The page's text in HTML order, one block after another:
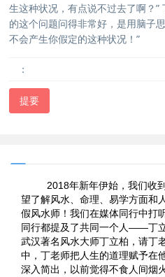
生这种状况，有点说不过去了啊？”
的这个问题问得非常好，是用脑子
不会产生你假定的这种状况！”
：
提要
2018年新年伊始，我们收
望了解风水、命理、易学方面和
假风水师！我们在媒体同行中打
同行都提及了共同一个人 ——丁
武汉著名风水大师丁立柏 ，请丁
中，丁老师把人生的道理赋予在
深入简出，以前觉得不食人间烟